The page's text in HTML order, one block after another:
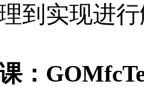
到实现进
：